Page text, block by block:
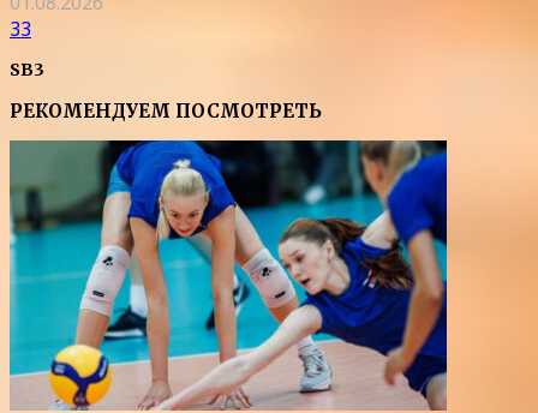
33
SB3
РЕКОМЕНДУЕМ ПОСМОТРЕТЬ